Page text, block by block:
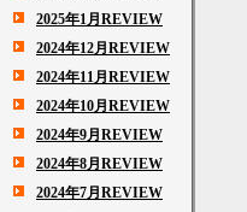
2025年1月REVIEW
2024年12月REVIEW
2024年11月REVIEW
2024年10月REVIEW
2024年9月REVIEW
2024年8月REVIEW
2024年7月REVIEW